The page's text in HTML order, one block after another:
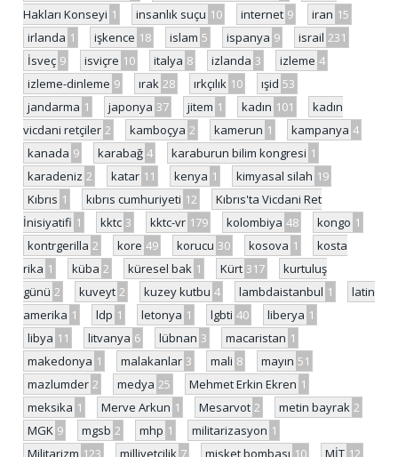
Hakları Konseyi 1 insanlık suçu 10 internet 9 iran 15
irlanda 1 işkence 18 islam 5 ispanya 9 israil 231
İsveç 9 isviçre 10 italya 8 izlanda 3 izleme 4
izleme-dinleme 9 ırak 28 ırkçılık 10 ışid 53
jandarma 1 japonya 37 jitem 1 kadın 101
kadın
vicdani retçiler 2 kamboçya 2 kamerun 1 kampanya 4
kanada 9 karabağ 4 karaburun bilim kongresi 1
karadeniz 2 katar 11 kenya 1 kimyasal silah 19
Kıbrıs 1 kıbrıs cumhuriyeti 12
Kıbrıs'ta Vicdani Ret
İnisiyatifi 1 kktc 3 kktc-vr 179 kolombiya 48 kongo 1
kontrgerilla 2 kore 49 korucu 30 kosova 1
kosta
rika 1 küba 2 küresel bak 1 Kürt 317
kurtuluş
günü 2 kuveyt 2 kuzey kutbu 4 lambdaistanbul 1
latin
amerika 1 ldp 1 letonya 1 lgbti 40 liberya 1
libya 11 litvanya 6 lübnan 3 macaristan 1
makedonya 1 malakanlar 3 mali 8 mayın 51
mazlumder 2 medya 25 Mehmet Erkin Ekren 1
meksika 1 Merve Arkun 1 Mesarvot 2 metin bayrak 2
MGK 9 mgsb 2 mhp 1 militarizasyon 1
Militarizm 123 milliyetçilik 7 misket bombası 10 MİT 12